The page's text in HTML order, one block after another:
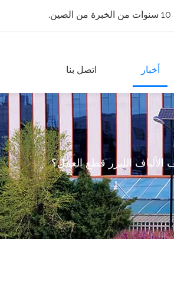
أخبار اتصل بنا
الألياف الليزر قطع العمل؟